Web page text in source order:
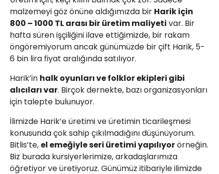
malzemeyi göz önüne aldığımızda bir Harik için
800 – 1000 TL arası bir üretim maliyeti var. Bir
hafta süren işçiliğini ilave ettiğimizde, bir rakam
öngöremiyorum ancak günümüzde bir çift Harik, 5-
6 bin lira fiyat aralığında satılıyor.
Harik’in halk oyunları ve folklor ekipleri gibi
alıcıları var. Birçok dernekte, bazı organizasyonları
için talepte bulunuyor.
İlimizde Harik’e üretimi ve üretimin ticarileşmesi
konusunda çok sahip çıkılmadığını düşünüyorum.
Bitlis’te, el emeğiyle seri üretimi yapılıyorörneğin.
Biz burada kursiyerlerimize, arkadaşlarımıza
öğretiyor ve üretiyoruz. Günümüz itibariyle ilimizde